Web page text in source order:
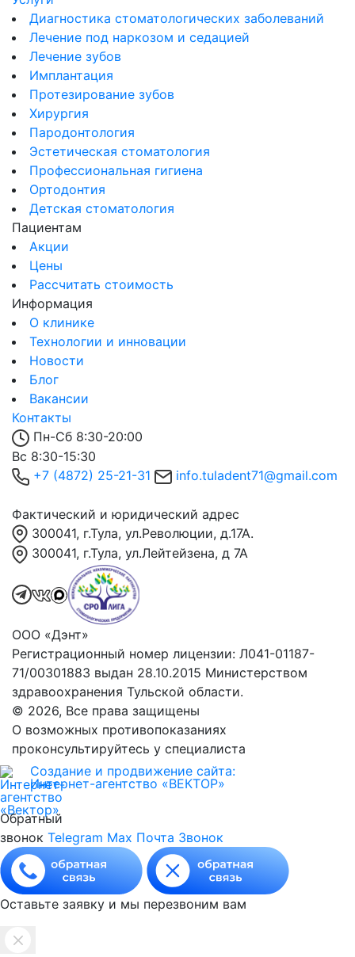
Диагностика стоматологических заболеваний
Лечение под наркозом и седацией
Лечение зубов
Имплантация
Протезирование зубов
Хирургия
Пародонтология
Эстетическая стоматология
Профессиональная гигиена
Ортодонтия
Детская стоматология
Пациентам
Акции
Цены
Рассчитать стоимость
Информация
О клинике
Технологии и инновации
Новости
Блог
Вакансии
Контакты
Пн-Сб 8:30-20:00
Вс 8:30-15:30
+7 (4872) 25-21-31
info.tuladent71@gmail.com
Фактический и юридический адрес
300041, г.Тула, ул.Революции, д.17А.
300041, г.Тула, ул.Лейтейзена, д 7А
ООО «Дэнт»
Регистрационный номер лицензии: Л041-01187-
71/00301883 выдан 28.10.2015 Министерством
здравоохранения Тульской области.
© 2026, Все права защищены
О возможных противопоказаниях
проконсультируйтесь у специалиста
Создание и продвижение сайта:
Интернет-агентство «ВЕКТОР»
Обратный
звонок Telegram Max Почта Звонок
Оставьте заявку и мы перезвоним вам